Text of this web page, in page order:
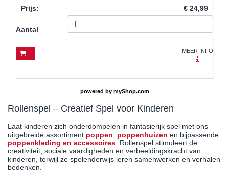
Prijs: € 24,99
Aantal
MEER INFO
powered by myShop.com
Rollenspel – Creatief Spel voor Kinderen
Laat kinderen zich onderdompelen in fantasierijk spel met ons
uitgebreide assortiment poppen, poppenhuizen en bijpassende
poppenkleding en accessoires. Rollenspel stimuleert de
creativiteit, sociale vaardigheden en verbeeldingskracht van
kinderen, terwijl ze spelenderwijs leren samenwerken en verhalen
bedenken.